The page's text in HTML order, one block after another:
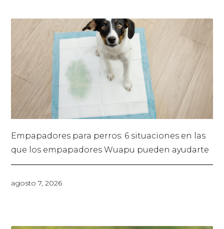
Empapadores para perros: 6 situaciones en las
que los empapadores Wuapu pueden ayudarte
agosto 7, 2026